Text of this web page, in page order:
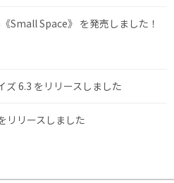
Small Space》 を発売しました！
6.3 をリリースしました
リリースしました